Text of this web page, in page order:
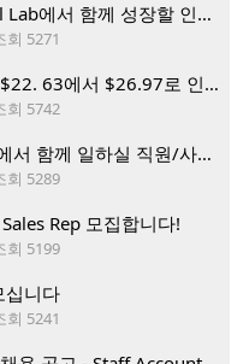
(Renton 이전) Motoyoshi Dental Lab에서 함께 성장할 인재를 모십니다.
회 5271
대한부인회 2026년 간병인 시급 $22. 63에서 $26.97로 인상. 지금 간병인들을 모집합니다
회 5742
KENT에 위치한 자동차 수리업소에서 함께 일하실 직원/사무직원 구합니다.
회 5289
Rep 모집합니다!
회 5199
십니다
회 5241